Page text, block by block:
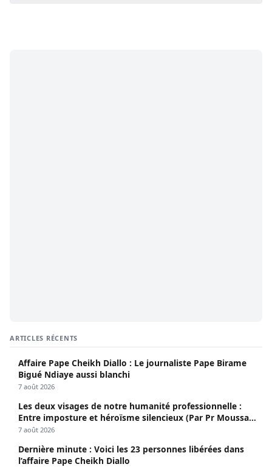
ARTICLES RÉCENTS
Affaire Pape Cheikh Diallo : Le journaliste Pape Birame
Bigué Ndiaye aussi blanchi
7 août 2026
Les deux visages de notre humanité professionnelle :
Entre imposture et héroïsme silencieux (Par Pr Moussa
Seydi)
7 août 2026
Dernière minute : Voici les 23 personnes libérées dans
l’affaire Pape Cheikh Diallo